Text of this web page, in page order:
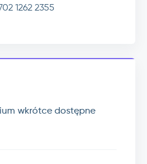
1262 2355
wkrótce dostępne